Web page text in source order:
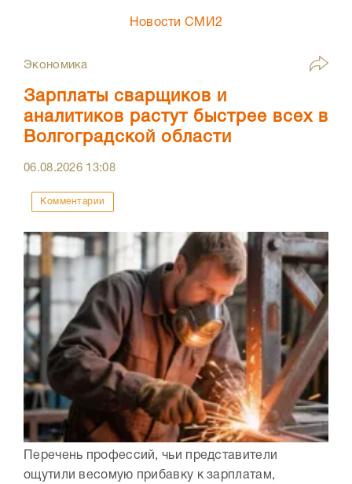
Новости СМИ2
Экономика
Зарплаты сварщиков и
аналитиков растут быстрее всех в
Волгоградской области
06.08.2026 13:08
Комментарии
Перечень профессий, чьи представители
ощутили весомую прибавку к зарплатам,